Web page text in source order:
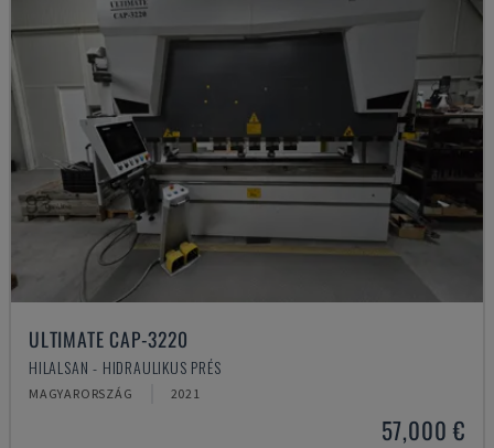
ULTIMATE CAP-3220
HILALSAN - HIDRAULIKUS PRÉS
MAGYARORSZÁG 2021
57,000 €